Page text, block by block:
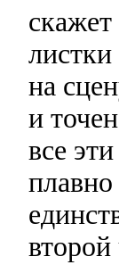
скажет
на
и
все